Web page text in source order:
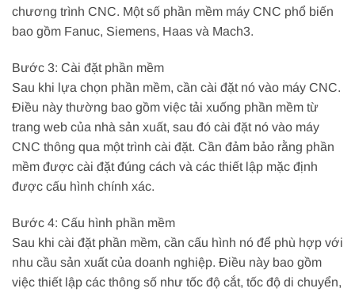
chương trình CNC. Một số phần mềm máy CNC phổ biến
bao gồm Fanuc, Siemens, Haas và Mach3.
Bước 3: Cài đặt phần mềm
Sau khi lựa chọn phần mềm, cần cài đặt nó vào máy CNC.
Điều này thường bao gồm việc tải xuống phần mềm từ
trang web của nhà sản xuất, sau đó cài đặt nó vào máy
CNC thông qua một trình cài đặt. Cần đảm bảo rằng phần
mềm được cài đặt đúng cách và các thiết lập mặc định
được cấu hình chính xác.
Bước 4: Cấu hình phần mềm
Sau khi cài đặt phần mềm, cần cấu hình nó để phù hợp với
nhu cầu sản xuất của doanh nghiệp. Điều này bao gồm
việc thiết lập các thông số như tốc độ cắt, tốc độ di chuyển,